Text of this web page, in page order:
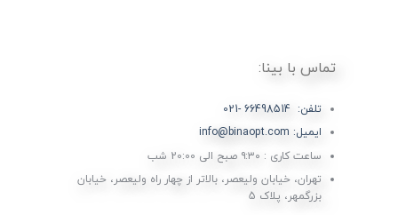
تماس با بینا:
تلفن: 66498514 -021
ایمیل: info@binaopt.com
ساعت کاری : ۹:۳۰ صبح الی 20:00 شب
تهران، خیابان ولیعصر، بالاتر از چهار راه ولیعصر، خیابان
بزرگمهر، پلاک 5